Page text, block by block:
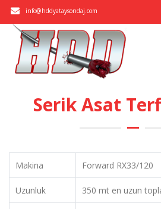
info@hddyataysondaj.com
Serik Asat
Makina Forward RX33/120
Uzunluk 350 mt en uzun